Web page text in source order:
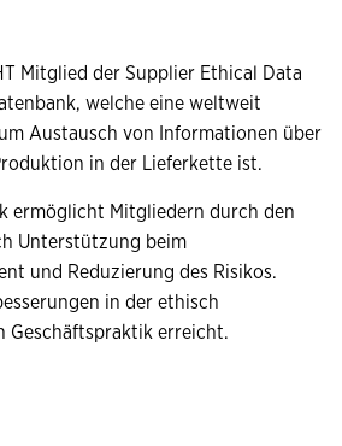
Mitglied der Supplier Ethical Data
welche eine weltweit
Austausch von Informationen über
in der Lieferkette ist.
ermöglicht Mitgliedern durch den
Unterstützung beim
und Reduzierung des Risikos.
in der ethisch
Geschäftspraktik erreicht.